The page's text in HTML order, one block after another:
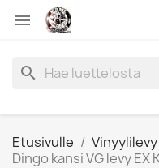

search
Etusivulle
Dingo kansi VG levy EX